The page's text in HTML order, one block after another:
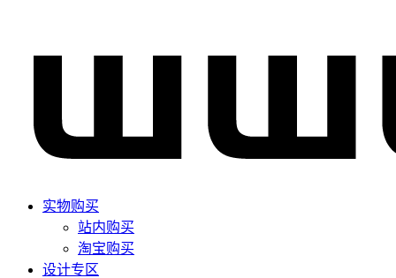
实物购买
站内购买
淘宝购买
设计专区